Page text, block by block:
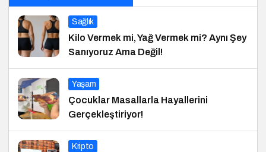
Sağlık
Kilo Vermek mi, Yağ Vermek mi? Aynı Şey
Sanıyoruz Ama Değil!
Yaşam
Çocuklar Masallarla Hayallerini
Gerçekleştiriyor!
Kripto